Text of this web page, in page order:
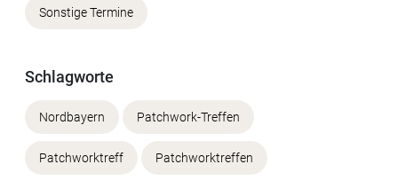
Sonstige Termine
Schlagworte
Nordbayern Patchwork-Treffen
Patchworktreff Patchworktreffen